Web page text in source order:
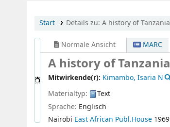
Start Details zu: A history of Tanzania
Normale Ansicht MARC
A history of Tanzania
Mitwirkende(r): Kimambo, Isaria N
Materialtyp:
Text
Sprache: Englisch
Nairobi East African Publ.House 1969